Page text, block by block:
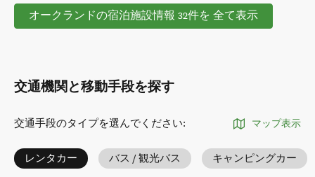
オークランドの宿泊施設情報 32件を 全て表示
交通機関と移動手段を探す
交通手段のタイプを選んでください: マップ表示
レンタカー バス / 観光バス キャンピングカー